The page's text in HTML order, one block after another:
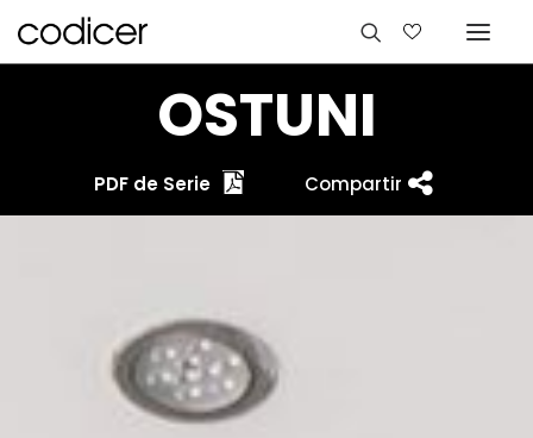
PDF de Serie
OSTUNI
Compartir